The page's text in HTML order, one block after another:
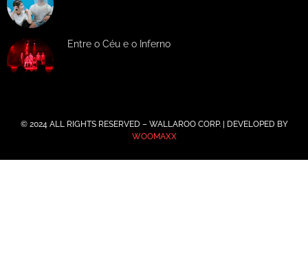
Entre o Céu e o Inferno
© 2024 ALL RIGHTS RESERVED – WALLAROO CORP. | DEVELOPED BY
WOOMAXX